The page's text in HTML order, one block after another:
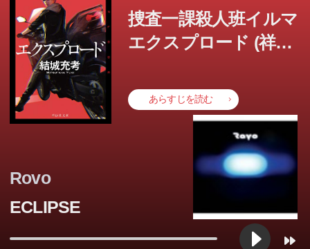
捜査一課殺人班イルマ
エクスプロード (祥伝
あらすじを読む
Rovo
ECLIPSE